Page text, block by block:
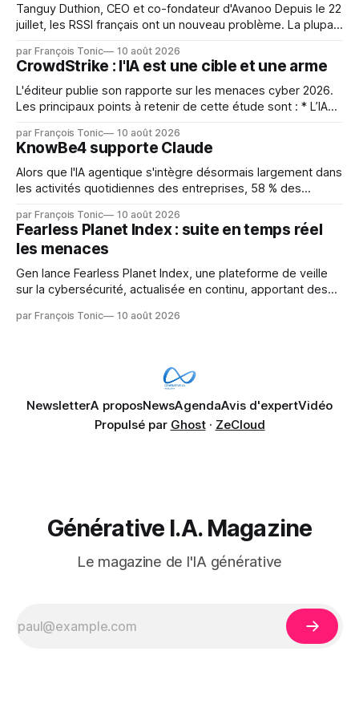
Tanguy Duthion, CEO et co-fondateur d'Avanoo Depuis le 22
juillet, les RSSI français ont un nouveau problème. La plupart
leurs logs. Ce jour-là, Google a déployé en France les
Aperçus IA et le
par François Tonic 10 août 2026
CrowdStrike : l'IA est une cible et une arme
L'éditeur publie son rapporte sur les menaces cyber 2026.
Les principaux points à retenir de cette étude sont : * L’IA
malveillants utilisent l’IA pour générer des payloads et des
commandes shell, abusent d’accès LLM d’entreprise
par François Tonic 10 août 2026
KnowBe4 supporte Claude
Alors que l'IA agentique s'intègre désormais largement dans
les activités quotidiennes des entreprises, 58 % des
rapport KnowBe4 2026 Agentic Risk to Human Wins
Report indiquent que des agents IA exécutent déjà des
actions au sein des processus métier de
par François Tonic 10 août 2026
Fearless Planet Index : suite en temps réel
les menaces
Gen lance Fearless Planet Index, une plateforme de veille
sur la cybersécurité, actualisée en continu, apportant des
cybermenaces et risques liés à l’usurpation d’identité. Le
par François Tonic 10 août 2026
NewsletterA proposNewsAgendaAvis d'expertVidéo
Propulsé par Ghost· ZeCloud
Générative I.A. Magazine
Le magazine de l'IA générative